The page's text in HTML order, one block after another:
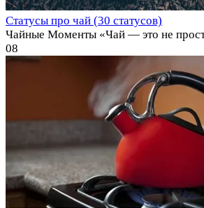
Статусы про чай (30 статусов)
Чайные Моменты «Чай — это не
08